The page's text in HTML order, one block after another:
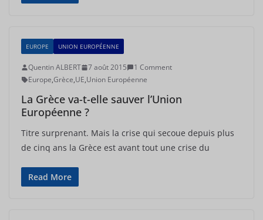
EUROPE UNION EUROPÉENNE
Quentin ALBERT 7 août 2015
1 Comment
Europe,Grèce,UE,Union Européenne
La Grèce va-t-elle sauver l’Union
Européenne ?
Titre surprenant. Mais la crise qui secoue depuis plus
de cinq ans la Grèce est avant tout une crise du
Read More